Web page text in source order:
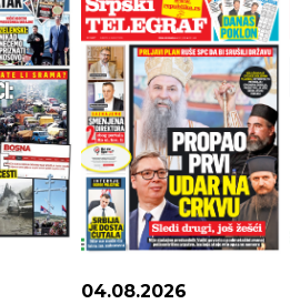
04.08.2026